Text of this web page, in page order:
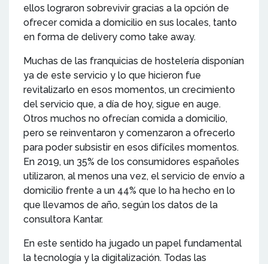
ellos lograron sobrevivir gracias a la opción de
ofrecer comida a domicilio en sus locales, tanto
en forma de delivery como take away.
Muchas de las franquicias de hostelería disponían
ya de este servicio y lo que hicieron fue
revitalizarlo en esos momentos, un crecimiento
del servicio que, a día de hoy, sigue en auge.
Otros muchos no ofrecían comida a domicilio,
pero se reinventaron y comenzaron a ofrecerlo
para poder subsistir en esos difíciles momentos.
En 2019, un 35% de los consumidores españoles
utilizaron, al menos una vez, el servicio de envío a
domicilio frente a un 44% que lo ha hecho en lo
que llevamos de año, según los datos de la
consultora Kantar.
En este sentido ha jugado un papel fundamental
la tecnología y la digitalización. Todas las